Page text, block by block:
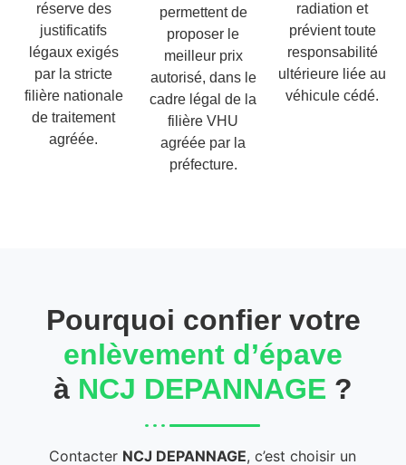
réserve des
justificatifs
légaux exigés
par la stricte
filière nationale
de traitement
agréée.
permettent de
proposer le
meilleur prix
autorisé, dans le
cadre légal de la
filière VHU
agréée par la
préfecture.
radiation et
prévient toute
responsabilité
ultérieure liée au
véhicule cédé.
Pourquoi confier votre
enlèvement d’épave
à NCJ DEPANNAGE ?
Contacter NCJ DEPANNAGE, c’est choisir un